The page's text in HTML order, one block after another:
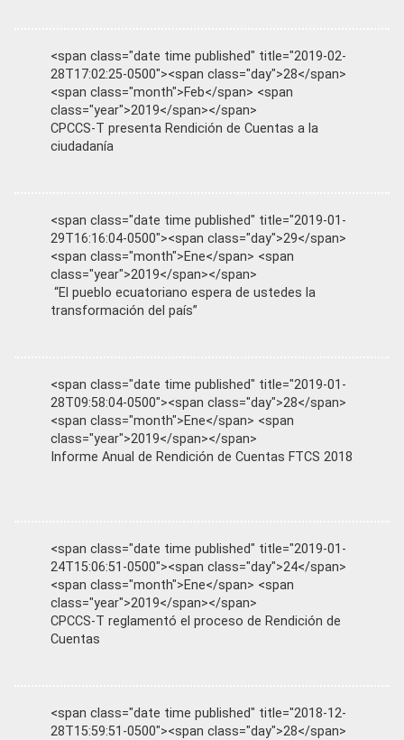
<span class="date time published" title="2019-02-
28T17:02:25-0500"><span class="day">28</span>
<span class="month">Feb</span> <span
class="year">2019</span></span>
CPCCS-T presenta Rendición de Cuentas a la
ciudadanía
<span class="date time published" title="2019-01-
29T16:16:04-0500"><span class="day">29</span>
<span class="month">Ene</span> <span
class="year">2019</span></span>
“El pueblo ecuatoriano espera de ustedes la
transformación del país”
<span class="date time published" title="2019-01-
28T09:58:04-0500"><span class="day">28</span>
<span class="month">Ene</span> <span
class="year">2019</span></span>
Informe Anual de Rendición de Cuentas FTCS 2018
<span class="date time published" title="2019-01-
24T15:06:51-0500"><span class="day">24</span>
<span class="month">Ene</span> <span
class="year">2019</span></span>
CPCCS-T reglamentó el proceso de Rendición de
Cuentas
<span class="date time published" title="2018-12-
28T15:59:51-0500"><span class="day">28</span>